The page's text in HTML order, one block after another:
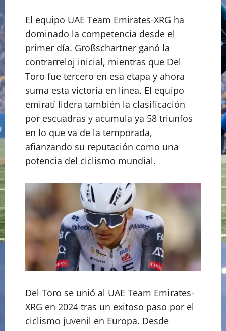
El equipo UAE Team Emirates-XRG ha
dominado la competencia desde el
primer día. Großschartner ganó la
contrarreloj inicial, mientras que Del
Toro fue tercero en esa etapa y ahora
suma esta victoria en línea. El equipo
emiratí lidera también la clasificación
por escuadras y acumula ya 58 triunfos
en lo que va de la temporada,
afianzando su reputación como una
potencia del ciclismo mundial.
Del Toro se unió al UAE Team Emirates-
XRG en 2024 tras un exitoso paso por el
ciclismo juvenil en Europa. Desde